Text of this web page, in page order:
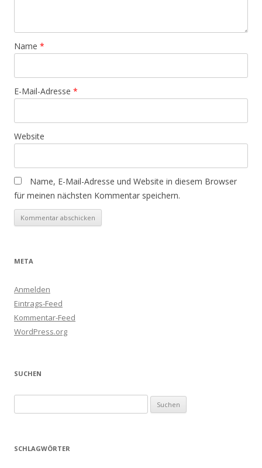
a
i
o
n
Name *
E-Mail-Adresse *
Website
Name, E-Mail-Adresse und Website in diesem Browser
für meinen nächsten Kommentar speichern.
META
Anmelden
Eintrags-Feed
Kommentar-Feed
WordPress.org
SUCHEN
nach:
SCHLAGWÖRTER